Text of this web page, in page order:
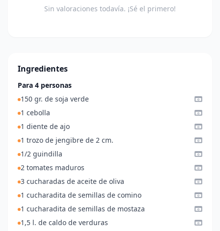
Sin valoraciones todavía. ¡Sé el primero!
Ingredientes
Para 4 personas
150 gr. de soja verde
1 cebolla
1 diente de ajo
1 trozo de jengibre de 2 cm.
1/2 guindilla
2 tomates maduros
3 cucharadas de aceite de oliva
1 cucharadita de semillas de comino
1 cucharadita de semillas de mostaza
1,5 l. de caldo de verduras